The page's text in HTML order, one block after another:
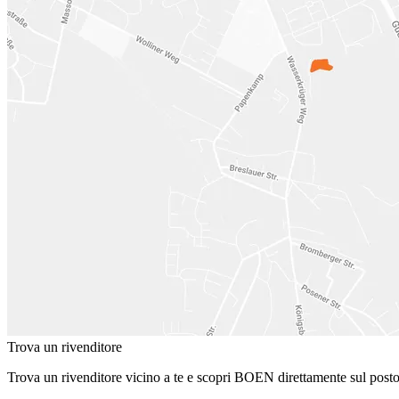
Trova un rivenditore
Trova un rivenditore vicino a te e scopri BOEN direttamente sul